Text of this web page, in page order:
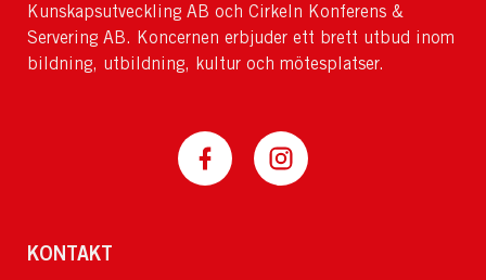
Kunskapsutveckling AB och Cirkeln Konferens &
Servering AB. Koncernen erbjuder ett brett utbud inom
bildning, utbildning, kultur och mötesplatser.
KONTAKT